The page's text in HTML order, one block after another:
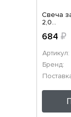
Свеча
2,0...
684 ₽
Артикул:
Бренд: